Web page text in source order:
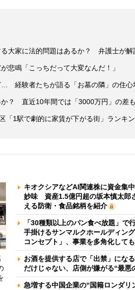
る大家に法的問題はあるか？ 弁護士が解
悲鳴「こっちだって大変なんだ！」
… 経験者たちが語る「お墓の隣」の住心
？ 直近10年間では「3000万円」の差も
「1駅で劇的に家賃が下がる街」ランキ
キオクシアなどAI関連株に資金集
妙味 資産1.5億円超の坂本慎太郎
える防衛・食品銘柄を紹介
「30種類以上のパン食べ放題」で
手掛けるサンマルクホールディン
コンセプト」、事業を多角化して
お酒を提供する店で「出禁」にな
だけじゃない、店側が嫌がる“最悪
急増する中国企業の“国籍ロンダ